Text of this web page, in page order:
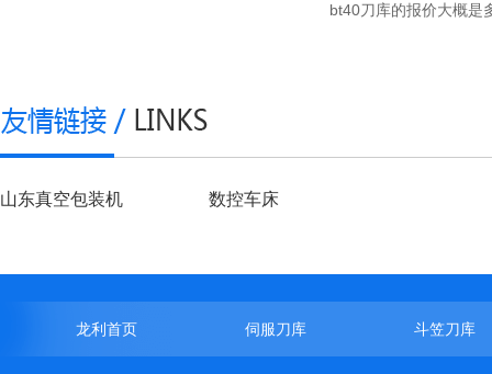
bt40刀库的报价大概是
山东真空包装机 数控车床
龙利首页 伺服刀库 斗笠刀库